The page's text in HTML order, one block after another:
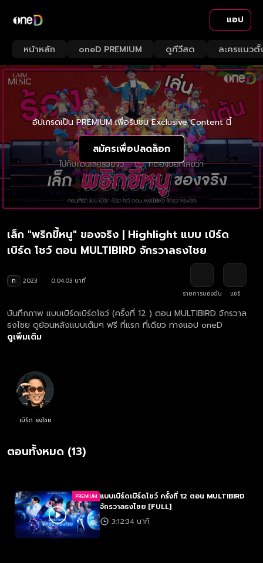
แอป
หน้าหลัก oneD PREMIUM ดูทีวีสด ละครแนวตั้
อัปเกรดเป็น PREMIUM เพื่อรับชม Exclusive Content นี้
สมัครเพื่อปลดล็อก
เล็ก "พริกขี้หนู" ของจริง | Highlight แบบ เบิร์ด
เบิร์ด โชว์ ตอน MULTIBIRD จักรวาลธงไชย
ท 2023
0:04:03 นาที
รายการของฉัน
แชร์
บันทึกภาพ แบบเบิร์ดเบิร์ดโชว์ (ครั้งที่ 12 ) ตอน MULTIBIRD จักรวาล
ธงไชย ดูย้อนหลังแบบเต็มๆ ฟรี ที่แรก ที่เดียว ทางแอป oneD
ดูเพิ่มเติม
เบิร์ด ธงไชย
ตอนทั้งหมด (13)
PREMIUM แบบเบิร์ดเบิร์ดโชว์ ครั้งที่ 12 ตอน MULTIBIRD
จักรวาลธงไชย [FULL]
3:12:34 นาที